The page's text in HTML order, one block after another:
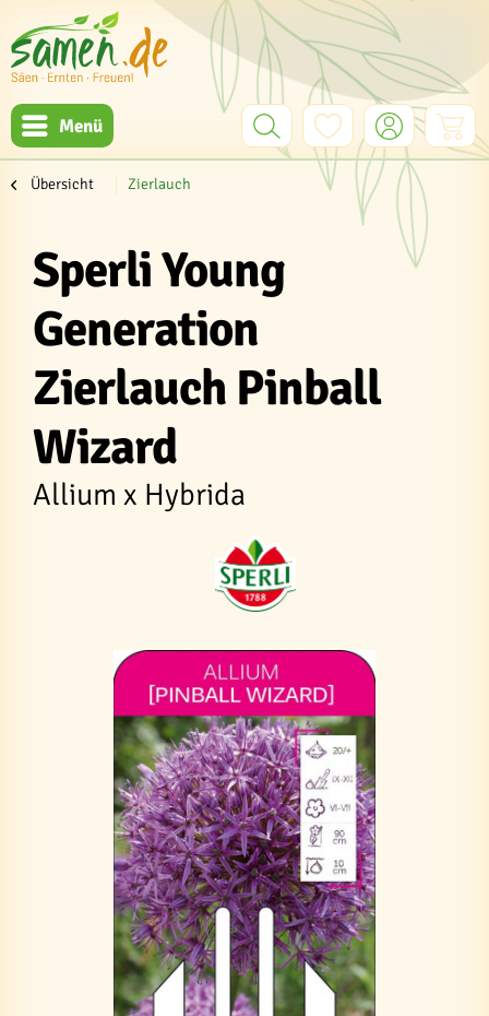
Menü
Übersicht Zierlauch
Sperli Young
Generation
Zierlauch Pinball
Wizard
Allium x Hybrida